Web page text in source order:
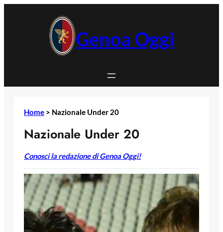
Genoa Oggi
Home > Nazionale Under 20
Nazionale Under 20
Conosci la redazione di Genoa Oggi!